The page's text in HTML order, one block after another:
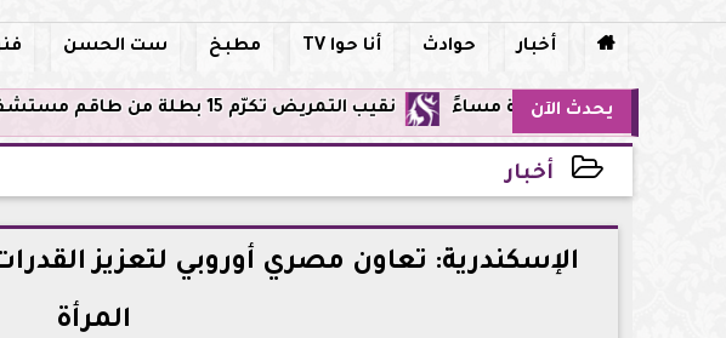
 أخبار حوادث أنا حوا TV مطبخ ست الحسن
يحدث الآننقيب التمريض تكرّم 15 بطلة من طاقم مستشفى أورام مدينة نصر لإنقاذهن المرضى من حريق مروع.. تفاصيل الموقف البطولي
أخبار
2026-07-05 20:32:09
الإسكندرية: تعاون مصري أوروبي لتعزيز
المرأة